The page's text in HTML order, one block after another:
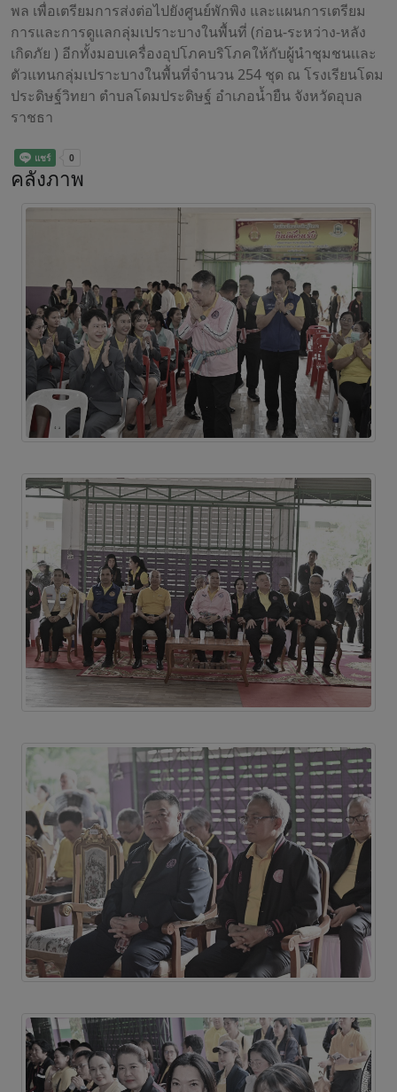
พล เพื่อเตรียมการส่งต่อไปยังศูนย์พักพิง และแผนการเตรียม
การและการดูแลกลุ่มเปราะบางในพื้นที่ (ก่อน-ระหว่าง-หลัง
เกิดภัย ) อีกทั้งมอบเครื่องอุปโภคบริโภคให้กับผู้นำชุมชนเเละ
ตัวแทนกลุ่มเปราะบางในพื้นที่จำนวน 254 ชุด ณ โรงเรียนโดม
ประดิษฐ์วิทยา ตำบลโดมประดิษฐ์ อำเภอน้ำยืน จังหวัดอุบล
ราชธา
คลังภาพ